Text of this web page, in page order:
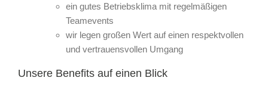
ein gutes Betriebsklima mit regelmäßigen
Teamevents
wir legen großen Wert auf einen respektvollen
und vertrauensvollen Umgang
Unsere Benefits auf einen Blick